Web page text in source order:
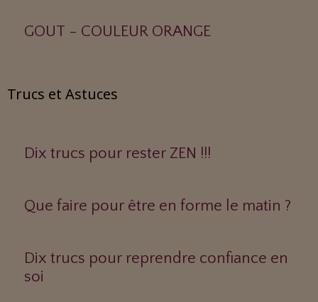
GOUT - COULEUR ORANGE
Trucs et Astuces
Dix trucs pour rester ZEN !!!
Que faire pour être en forme le matin ?
Dix trucs pour reprendre confiance en
soi